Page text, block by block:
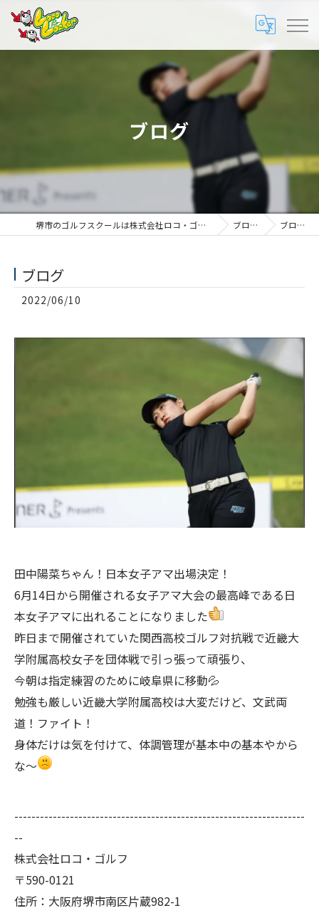
ブログ
堺市のゴルフスクールは株式会社ロコ・ゴルフ ブログ ブログ
ブログ
2022/06/10
田中陽菜ちゃん！日本女子アマ出場決定！
6月14日から開催される女子アマ大会の最高峰である日
本女子アマに出れることになりました
昨日まで開催されていた関西高校ゴルフ対抗戦で近畿大
学附属高校女子を団体戦で引っ張って頑張り、
今朝は指定練習のために岐阜県に移動💦
勉強も厳しい近畿大学附属高校は大変だけど、文武両
道！ファイト！
身体だけは気を付けて、体調管理が基本中の基本やから
な～
--------------------------------------------------------------------
--
株式会社ロコ・ゴルフ
〒590-0121
住所：大阪府堺市南区片蔵982-1